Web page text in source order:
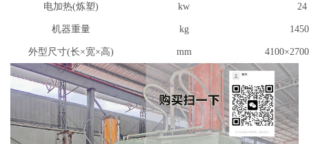
电加热(炼塑) kw 24
机器重量 kg
外型尺寸(长×宽×高) mm